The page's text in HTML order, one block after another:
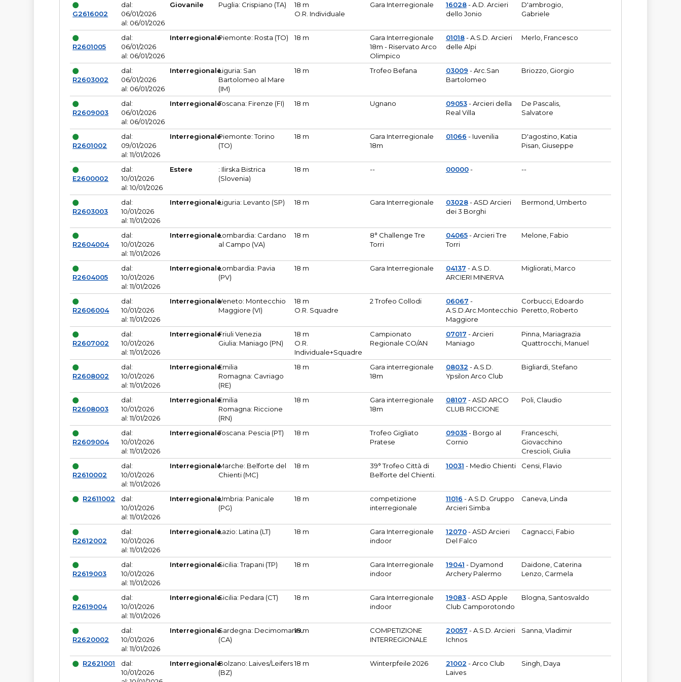
G2616002
dal:
06/01/2026
al: 06/01/2026
Giovanile Puglia: Crispiano (TA)
18 m
O.R. Individuale
Gara Interregionale 16028- A.D. Arcieri
dello Jonio
D'ambrogio,
Gabriele
R2601005
dal:
06/01/2026
al: 06/01/2026
InterregionalePiemonte: Rosta (TO) 18 m
Gara Interregionale
18m - Riservato Arco
Olimpico
01018- A.S.D. Arcieri
delle Alpi
Merlo, Francesco
R2603002
dal:
06/01/2026
al: 06/01/2026
InterregionaleLiguria: San
Bartolomeo al Mare
(IM)
18 m Trofeo Befana 03009 - Arc.San
Bartolomeo
Briozzo, Giorgio
R2609003
dal:
06/01/2026
al: 06/01/2026
InterregionaleToscana: Firenze (FI) 18 m Ugnano 09053- Arcieri della
Real Villa
De Pascalis,
Salvatore
R2601002
dal:
09/01/2026
al: 11/01/2026
InterregionalePiemonte: Torino
(TO)
18 m
Gara Interregionale
18m
01066 - Iuvenilia
D'agostino, Katia
Pisan, Giuseppe
E2600002
dal:
10/01/2026
al: 10/01/2026
Estere
: Ilirska Bistrica
(Slovenia)
18 m -- 00000- --
R2603003
dal:
10/01/2026
al: 11/01/2026
InterregionaleLiguria: Levanto (SP) 18 m Gara Interregionale 03028- ASD Arcieri
dei 3 Borghi
Bermond, Umberto
R2604004
dal:
10/01/2026
al: 11/01/2026
InterregionaleLombardia: Cardano
al Campo (VA)
18 m
8° Challenge Tre
Torri
04065- Arcieri Tre
Torri
Melone, Fabio
R2604005
dal:
10/01/2026
al: 11/01/2026
InterregionaleLombardia: Pavia
(PV)
18 m Gara Interregionale 04137 - A.S.D.
ARCIERI MINERVA
Migliorati, Marco
R2606004
dal:
10/01/2026
al: 11/01/2026
InterregionaleVeneto: Montecchio
Maggiore (VI)
18 m
O.R. Squadre
2 Trofeo Collodi 06067 -
A.S.D.Arc.Montecchio
Maggiore
Corbucci, Edoardo
Peretto, Roberto
R2607002
dal:
10/01/2026
al: 11/01/2026
InterregionaleFriuli Venezia
Giulia: Maniago (PN)
18 m
O.R.
Individuale+Squadre
Campionato
Regionale CO/AN
07017 - Arcieri
Maniago
Pinna, Mariagrazia
Quattrocchi, Manuel
R2608002
dal:
10/01/2026
al: 11/01/2026
InterregionaleEmilia
Romagna: Cavriago
(RE)
18 m
Gara interregionale
18m
08032 - A.S.D.
Ypsilon Arco Club
Bigliardi, Stefano
R2608003
dal:
10/01/2026
al: 11/01/2026
InterregionaleEmilia
Romagna: Riccione
(RN)
18 m
Gara interregionale
18m
08107 - ASD ARCO
CLUB RICCIONE
Poli, Claudio
R2609004
dal:
10/01/2026
al: 11/01/2026
InterregionaleToscana: Pescia (PT) 18 m
Trofeo Gigliato
Pratese
09035- Borgo al
Cornio
Franceschi,
Giovacchino
Crescioli, Giulia
R2610002
dal:
10/01/2026
al: 11/01/2026
InterregionaleMarche: Belforte del
Chienti (MC)
18 m
39° Trofeo Città di
Belforte del Chienti.
10031 - Medio Chienti Censi, Flavio
R2611002
dal:
10/01/2026
al: 11/01/2026
InterregionaleUmbria: Panicale
(PG)
18 m
competizione
interregionale
11016 - A.S.D. Gruppo
Arcieri Simba
Caneva, Linda
R2612002
dal:
10/01/2026
al: 11/01/2026
InterregionaleLazio: Latina (LT) 18 m
Gara Interregionale
indoor
12070- ASD Arcieri
Del Falco
Cagnacci, Fabio
R2619003
dal:
10/01/2026
al: 11/01/2026
InterregionaleSicilia: Trapani (TP) 18 m
Gara Interregionale
indoor
19041 - Dyamond
Archery Palermo
Daidone, Caterina
Lenzo, Carmela
R2619004
dal:
10/01/2026
al: 11/01/2026
InterregionaleSicilia: Pedara (CT) 18 m
Gara Interregionale
indoor
19083- ASD Apple
Club Camporotondo
Blogna, Santosvaldo
R2620002
dal:
10/01/2026
al: 11/01/2026
InterregionaleSardegna: Decimomannu
(CA)
18 m
COMPETIZIONE
INTERREGIONALE
20057 - A.S.D. Arcieri
Ichnos
Sanna, Vladimir
R2621001
dal:
10/01/2026
InterregionaleBolzano: Laives/Leifers
(BZ)
18 m Winterpfeile 2026 21002 - Arco Club
Laives
Singh, Daya